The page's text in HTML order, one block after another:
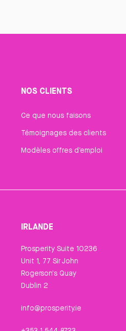
NOS CLIENTS
Ce que nous faisons
Témoignages des clients
Modèles offres d’emploi
IRLANDE
Prosperity Suite 10236
Unit 1, 77 Sir John
Rogerson's Quay
Dublin 2
info@prosperity.ie